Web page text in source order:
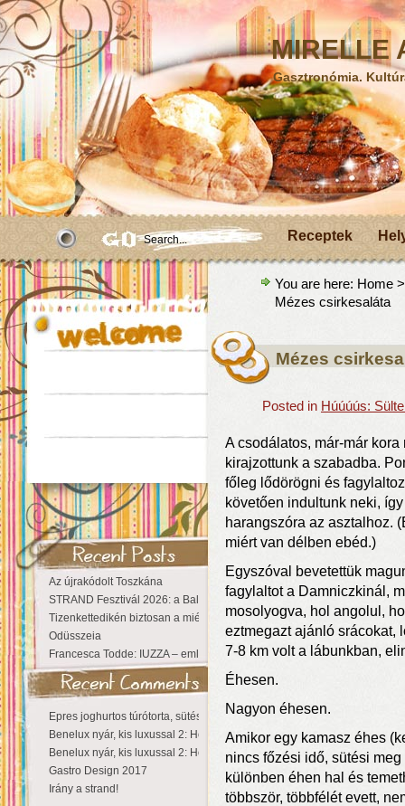
MIRELLE
Gasztronómia.
Receptek
Az újrakódolt Toszkána
STRAND Fesztivál 2026: a Balaton partján a nyár még tart!
Tizenkettedikén biztosan a miénk a Sziget!
Odüsszeia
Francesca Todde: IUZZA – emlékezet, táj és irodalom találkozása a Mai
Epres joghurtos túrótorta, sütés nélkül
Benelux nyár, kis luxussal 2: Hollandia
Benelux nyár, kis luxussal 2: Hollandia
Gastro Design 2017
Irány a strand!
You are here: Home
Mézes csirkesaláta
Mézes
Posted in Húúúús:
A csodálatos, már-már
kirajzottunk a szabadba.
főleg lődörögni és
követően indultunk neki,
harangszóra az asztalhoz.
miért van délben ebéd.)
Egyszóval bevetettük
fagylaltot a Damniczkinál,
mosolyogva, hol angolul,
eztmegazt ajánló srácokat,
7-8 km volt a lábunkban,
Éhesen.
Nagyon éhesen.
Amikor egy kamasz éhes
nincs főzési idő, sütési
különben éhen hal és
többször, többfélét evett,